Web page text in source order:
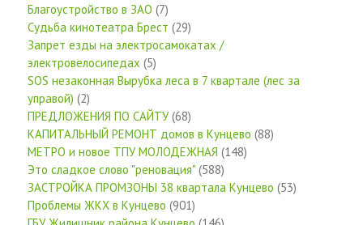
Благоустройство в ЗАО (7)
Судьба кинотеатра Брест (29)
Запрет езды на электросамокатах /
электровелосипедах (5)
SOS незаконная Вырубка леса в 7 квартале (лес за
управой) (2)
ПРЕДЛОЖЕНИЯ ПО САЙТУ(68)
КАПИТАЛЬНЫЙ РЕМОНТ домов в Кунцево (88)
МЕТРО и новое ТПУ МОЛОДЕЖНАЯ (148)
Это сладкое слово "реновация" (588)
ЗАСТРОЙКА ПРОМЗОНЫ 38 квартала Кунцево (53)
Проблемы ЖКХ в Кунцево (901)